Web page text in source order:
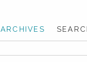
ARCHIVES